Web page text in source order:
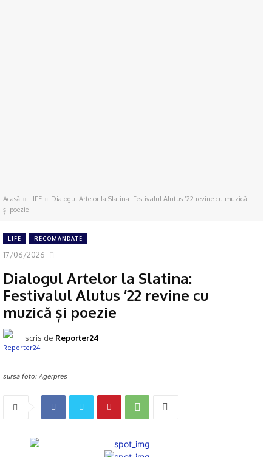
Acasă LIFE
Dialogul Artelor la Slatina: Festivalul Alutus ’22 revine cu muzică
și poezie
LIFE RECOMANDATE
17/06/2026
Dialogul Artelor la Slatina:
Festivalul Alutus ’22 revine cu
muzică și poezie
scris de Reporter24
sursa foto: Agerpres